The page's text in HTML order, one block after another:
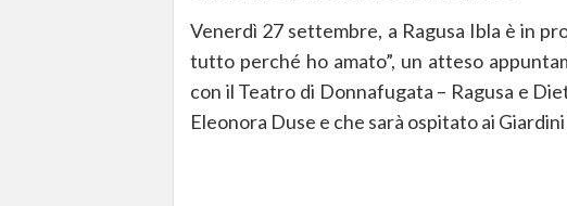
Venerdì 27 settembre, a Ragusa Ibla è in
tutto perché ho amato”, un atteso
con il Teatro di Donnafugata – Ragusa e
Eleonora Duse e che sarà ospitato ai